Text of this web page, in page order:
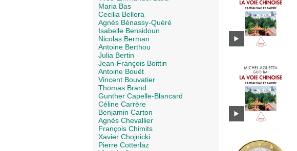
Maria Bas
Cecilia Bellora
Agnès Bénassy-Quéré
Isabelle Bensidoun
Nicolas Berman
Antoine Berthou
Julia Bertin
Jean-François Boittin
Antoine Bouët
Vincent Bouvatier
Thomas Brand
Gunther Capelle-Blancard
Céline Carrère
Benjamin Carton
Agnès Chevallier
François Chimits
Xavier Chojnicki
Pierre Cotterlaz